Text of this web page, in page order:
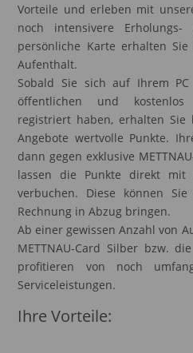
Vorteile und erleben mit
noch intensivere Erholungs-
persönliche Karte erhalten
Aufenthalt.
Sobald Sie sich auf Ihrem
öffentlichen und kostenlos
registriert haben, erhalten Sie
Angebote wertvolle Punkte.
dann gegen exklusive
lassen die Punkte direkt mit
verbuchen. Diese können
Rechnung in Abzug bringen.
Ab einer gewissen Anzahl von
METTNAU-Card Silber bzw.
profitieren von noch
Serviceleistungen.
Ihre Vorteile: